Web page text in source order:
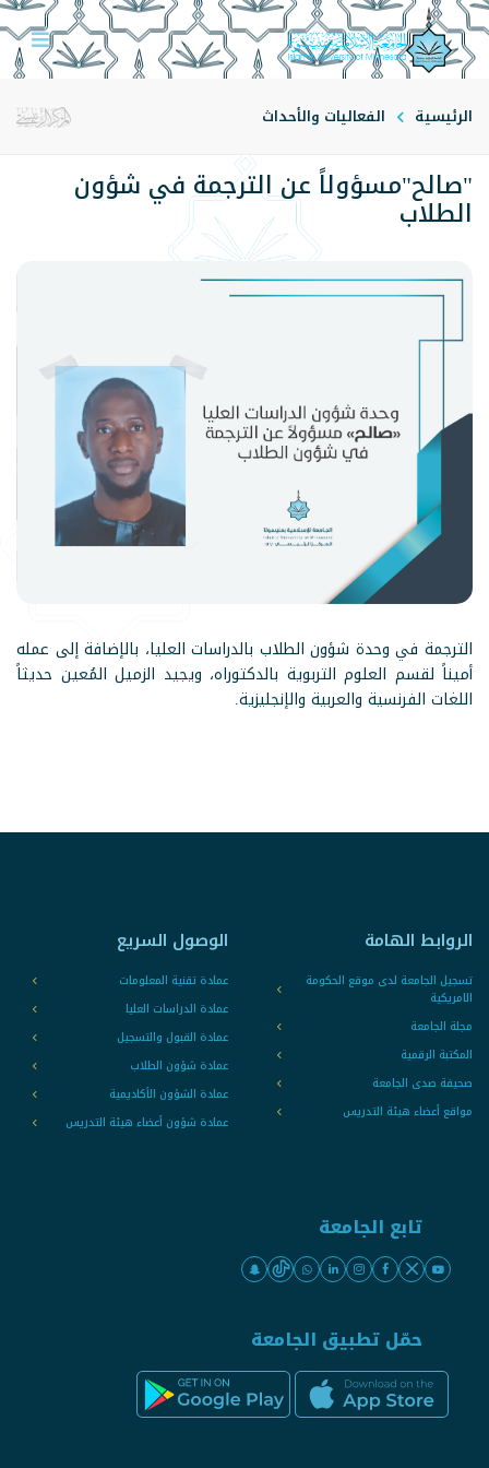
الرئيسية الفعاليات والأحداث
"صالح"مسؤولاً عن الترجمة في شؤون
الطلاب
الترجمة في وحدة شؤون الطلاب بالدراسات العليا، بالإضافة إلى عمله
أميناً لقسم العلوم التربوية بالدكتوراه، ويجيد الزميل المُعين حديثاً
اللغات الفرنسية والعربية والإنجليزية.
الروابط الهامة
تسجيل الجامعة لدى موقع الحكومة
الامريكية
مجلة الجامعة
المكتبة الرقمية
صحيفة صدى الجامعة
مواقع أعضاء هيئة التدريس
الوصول السريع
عمادة تقنية المعلومات
عمادة الدراسات العليا
عمادة القبول والتسجيل
عمادة شؤون الطلاب
عمادة الشؤون الأكاديمية
عمادة شؤون أعضاء هيئة التدريس
تابع الجامعة
حمّل تطبيق الجامعة